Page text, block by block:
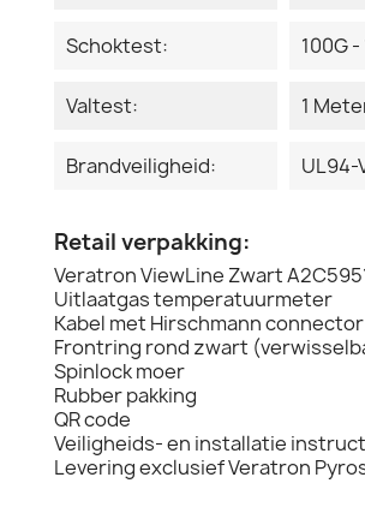
Schoktest: 100G -
Valtest: 1
Brandveiligheid: UL94-
Retail verpakking:
Veratron ViewLine Zwart
Uitlaatgas temperatuurmeter
Kabel met Hirschmann
Frontring rond zwart
Spinlock moer
Rubber pakking
QR code
Veiligheids- en installatie
Levering exclusief Veratron